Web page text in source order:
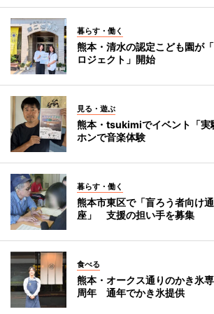
暮らす・働く
熊本・清水の認定こども園が
ロジェクト」開始
見る・遊ぶ
熊本・tsukimiでイベント「
ホンで音楽体験
暮らす・働く
熊本市東区で「盲ろう者向け
座」 支援の担い手を募集
食べる
熊本・オークス通りのかき氷
周年 通年でかき氷提供